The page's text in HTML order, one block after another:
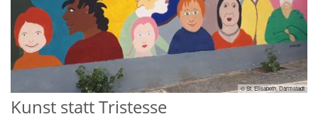
© St. Elisabeth, Darmstadt
Kunst statt Tristesse